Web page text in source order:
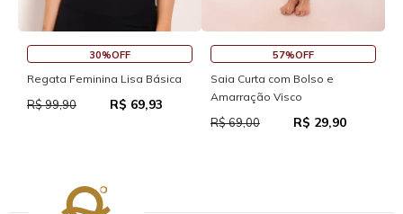
30%OFF
Regata Feminina Lisa Básica
R$ 99,90 R$ 69,93
57%OFF
Saia Curta com Bolso e
Amarração Visco
R$ 69,00 R$ 29,90